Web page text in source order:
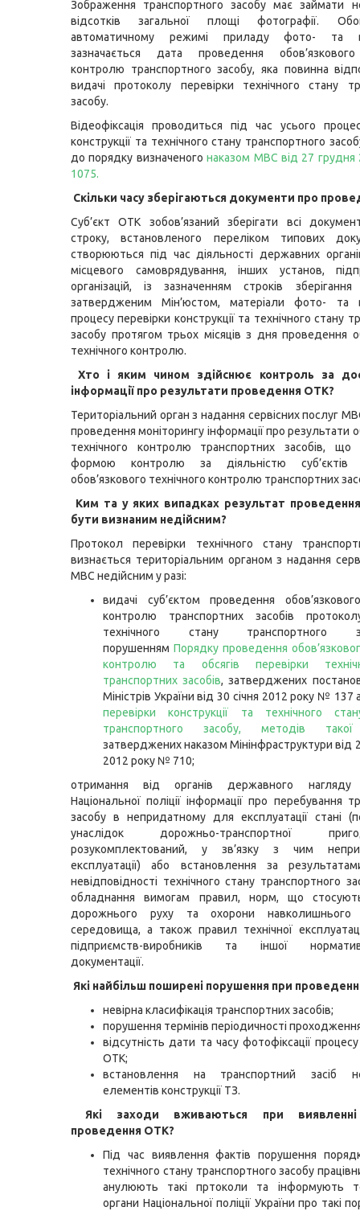
Зображення транспортного засобу має займати
відсотків загальної площі фотографії.
автоматичному режимі приладу фото- та
зазначається дата проведення обов’язкового
контролю транспортного засобу, яка повинна
видачі протоколу перевірки технічного стану
засобу.
Відеофіксація проводиться під час усього
конструкції та технічного стану транспортного
до порядку визначеногонаказом МВС від 27
1075.
Скільки часу зберігаються документи про
Суб’єкт ОТК зобов’язаний зберігати всі
строку, встановленого переліком типових
створюються під час діяльності державних
місцевого самоврядування, інших установ,
організацій, із зазначенням строків зберігання
затвердженим Мін’юстом, матеріали фото- та
процесу перевірки конструкції та технічного стану
засобу протягом трьох місяців з дня проведення
технічного контролю.
Хто і яким чином здійснює контроль за
інформації про результати проведення ОТК?
Територіальний орган з надання сервісних послуг
проведення моніторингу інформації про результати
технічного контролю транспортних засобів,
формою контролю за діяльністю суб’єктів
обов’язкового технічного контролю транспортних
Ким та у яких випадках результат
бути визнаним недійсним?
Протокол перевірки технічного стану
визнається територіальним органом з надання
МВС недійсним у разі:
видачі суб’єктом проведення
контролю транспортних засобів
технічного стану транспортного
порушенням Порядку проведення
контролю та обсягів перевірки
транспортних засобів, затверджених
Міністрів України від 30 січня 2012 року № 137
перевірки конструкції та технічного
транспортного засобу, методів такої
затверджених наказом Мінінфраструктури від
2012 року № 710;
отримання від органів державного нагляду
Національної поліції інформації про перебування
засобу в непридатному для експлуатації стані
унаслідок дорожньо-транспортної
розукомплектований, у зв’язку з чим
експлуатації) або встановлення за
невідповідності технічного стану транспортного
обладнання вимогам правил, норм, що
дорожнього руху та охорони навколишнього
середовища, а також правил технічної
підприємств-виробників та іншої
документації.
Які найбільш поширені порушення при
невірна класифікація транспортних засобів;
порушення термінів періодичності
відсутність дати та часу фотофіксації
ОТК;
встановлення на транспортний засіб
елементів конструкції ТЗ.
Які заходи вживаються при виявленні
проведення ОТК?
Під час виявлення фактів порушення
технічного стану транспортного засобу
анулюють такі пртоколи та інформують
органи Національної поліції України про такі